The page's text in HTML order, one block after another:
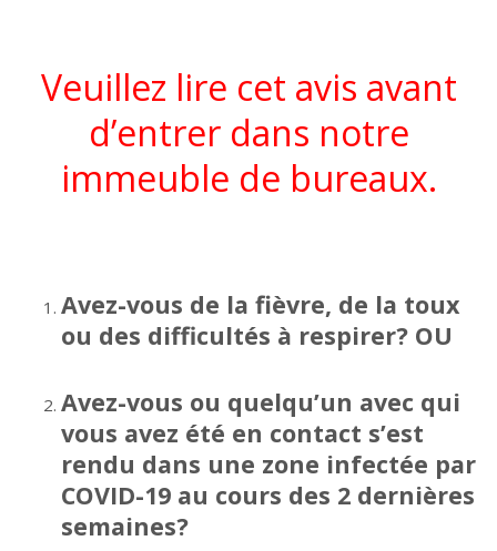
Veuillez lire cet avis avant
d’entrer dans notre
immeuble de bureaux.
Avez-vous de la fièvre, de la toux
ou des difficultés à respirer? OU
Avez-vous ou quelqu’un avec qui
vous avez été en contact s’est
rendu dans une zone infectée par
COVID-19 au cours des 2 dernières
semaines?